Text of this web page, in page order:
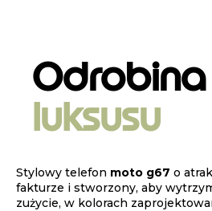
Odrobina
luksusu
Stylowy telefon moto g67 o
fakturze i stworzony, aby
zużycie, w kolorach